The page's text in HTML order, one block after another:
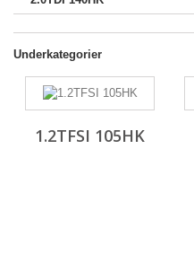
Underkategorier
1.2TFSI 105HK